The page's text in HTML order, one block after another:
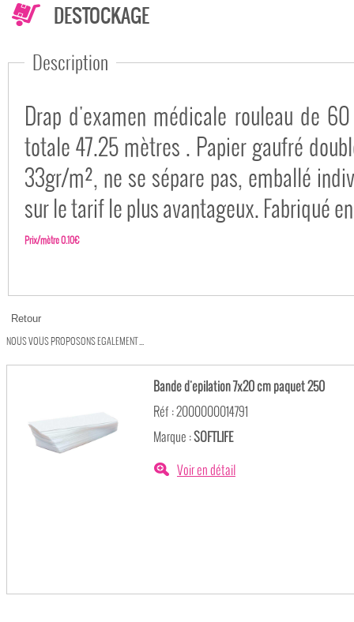
DESTOCKAGE
Description
Drap d'examen médicale rouleau de
totale 47.25 mètres . Papier gaufré
33gr/m², ne se sépare pas, emballé
sur le tarif le plus avantageux. Fabriqué
Prix/mètre 0.10€
NOUS VOUS PROPOSONS EGALEMENT ...
Bande d'epilation 7x20 cm paquet 250
Réf : 2000000014791
Marque :SOFTLIFE
Voir en détail